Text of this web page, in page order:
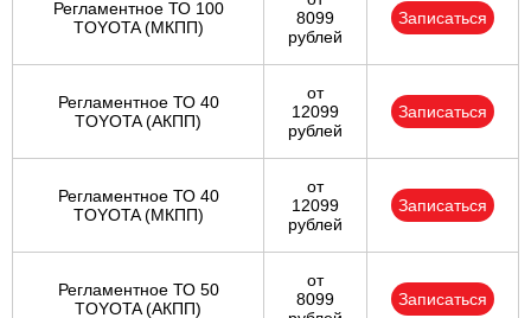
Регламентное ТО 100
TOYOTA (МКПП)
8099
рублей
Записаться
Регламентное ТО 40
TOYOTA (АКПП)
от
12099
рублей
Записаться
Регламентное ТО 40
TOYOTA (МКПП)
от
12099
рублей
Записаться
Регламентное ТО 50
TOYOTA (АКПП)
от
8099
Записаться